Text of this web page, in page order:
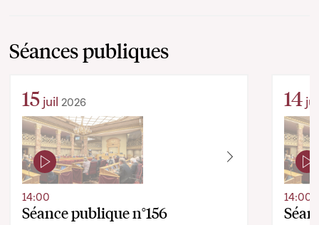
Séances publiques
15 juil 2026
Séance publique n°156
14:00
14
14:00